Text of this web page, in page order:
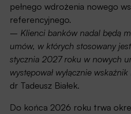
pełnego wdrożenia nowego
referencyjnego.
– Klienci banków nadal będą
umów, w których stosowany
stycznia 2027 roku w nowych
występował wyłącznie wskaźnik
dr Tadeusz Białek.
Do końca 2026 roku trwa